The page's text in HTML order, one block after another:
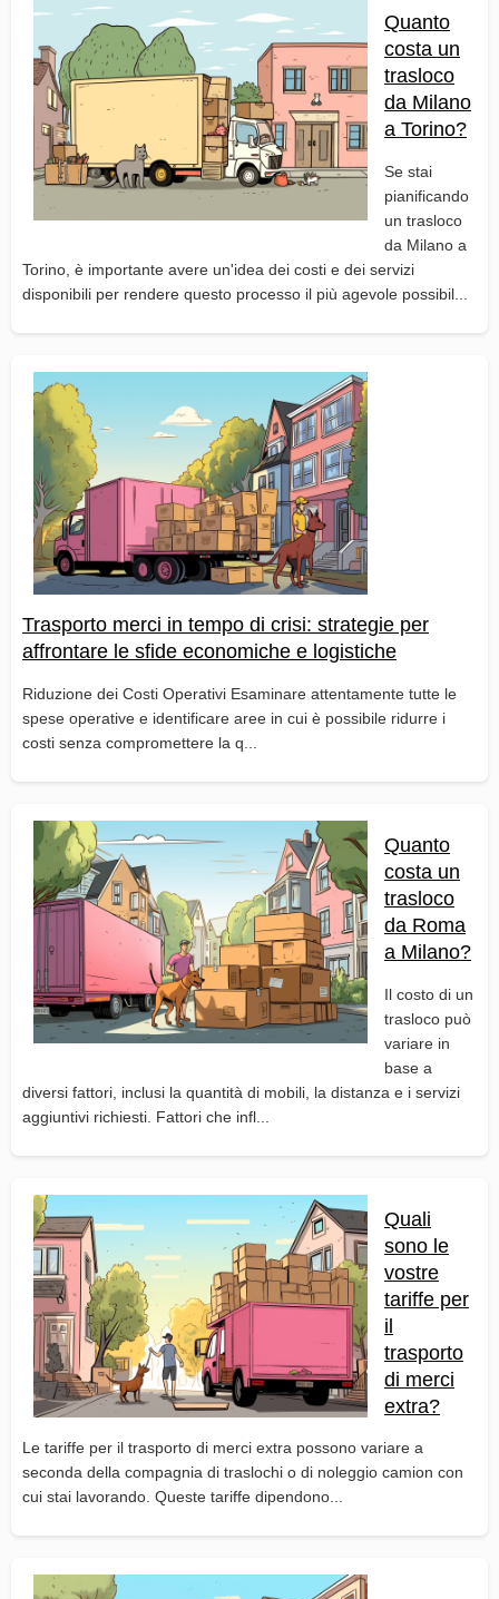
Quanto
costa un
trasloco
da Milano
a Torino?
Se stai
pianificando
un trasloco
da Milano a
Torino, è importante avere un'idea dei costi e dei servizi
disponibili per rendere questo processo il più agevole possibil...
Trasporto merci in tempo di crisi: strategie per
affrontare le sfide economiche e logistiche
Riduzione dei Costi Operativi Esaminare attentamente tutte le
spese operative e identificare aree in cui è possibile ridurre i
costi senza compromettere la q...
Quanto
costa un
trasloco
da Roma
a Milano?
Il costo di un
trasloco può
variare in
base a
diversi fattori, inclusi la quantità di mobili, la distanza e i servizi
aggiuntivi richiesti. Fattori che infl...
Quali
sono le
vostre
tariffe per
il
trasporto
di merci
extra?
Le tariffe per il trasporto di merci extra possono variare a
seconda della compagnia di traslochi o di noleggio camion con
cui stai lavorando. Queste tariffe dipendono...